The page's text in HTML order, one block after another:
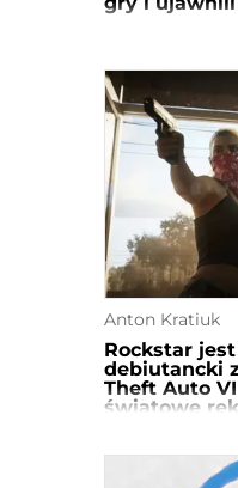
Anton Kratiuk
Rockstar
debiutancki
Theft Auto
światowe